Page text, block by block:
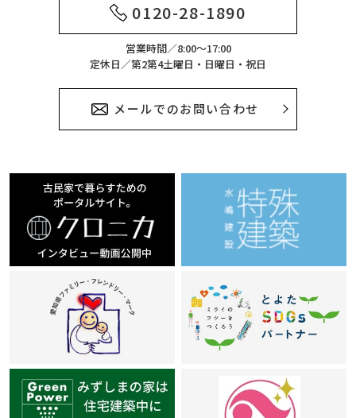
0120-28-1890
営業時間／8:00～17:00
定休日／第2第4土曜日・日曜日・祝日
メールでのお問い合わせ